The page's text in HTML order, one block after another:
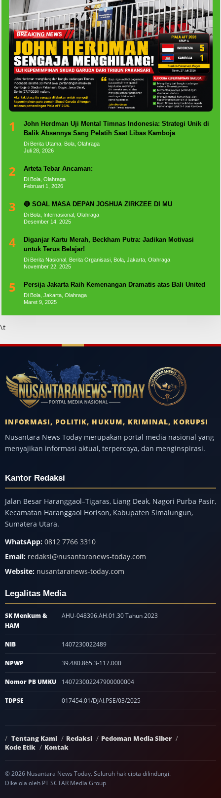
1
John Herdman Uji Mental Timnas Indonesia: Strategi Unik di
Balik Absennya Sang Pelatih Saat Libas Kamboja
Di Berita Utama, Bola, Olahraga
Juli 28, 2026
2 Arteta Tebar Ancaman:
Di Bola, Olahraga
Februari 1, 2026
3 🔴 SOAL MASA DEPAN JOSHUA ZIRKZEE DI MU
Di Bola, Internasional, Olahraga
Desember 14, 2025
4
Diganjar Kartu Merah, Beckham Putra: Jadikan Motivasi
untuk Terus Belajar!
Di Berita Nasional, Berita Organisasi, Bola, Jakarta, Olahraga
November 22, 2025
5 Persija Jakarta Raih Kemenangan Dramatis atas Bali United
Di Bola, Jakarta, Olahraga
Maret 9, 2025
\t
INFORMASI, POLITIK, HUKUM, KRIMINAL, KORUPSI
Nusantara News Today merupakan portal media nasional yang
menyajikan informasi aktual, terpercaya, dan menginspirasi.
Kantor Redaksi
Jalan Besar Haranggaol–Tigaras, Liang Deak, Nagori Purba Pasir,
Kecamatan Haranggaol Horison, Kabupaten Simalungun,
Sumatera Utara.
WhatsApp: 0812 7766 3310
Email: redaksi@nusantaranews-today.com
Website: nusantaranews-today.com
Legalitas Media
SK Menkum &
HAM
AHU-048396.AH.01.30 Tahun 2023
NIB 1407230022489
NPWP 39.480.865.3-117.000
Nomor PB UMKU 140723002247900000004
TDPSE 017454.01/DJAI.PSE/03/2025
Tentang Kami Redaksi
Pedoman Media Siber
Kode Etik
Kontak
© 2026 Nusantara News Today. Seluruh hak cipta dilindungi.
Dikelola oleh PT SCTAR Media Group